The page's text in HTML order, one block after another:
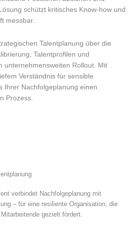
schützt kritisches Know-how und
messbar.
Talentplanung über die
Talentprofilen und
unternehmensweiten Rollout. Mit
Verständnis für sensible
Ihrer Nachfolgeplanung einen
Prozess.
verbindet Nachfolgeplanung mit
– für eine resiliente Organisation, die
gezielt fördert.